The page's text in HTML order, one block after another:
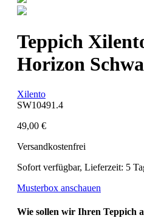
Teppich
Horizon
Xilento
SW10491.4
49,00 €
Versandkostenfrei
Sofort verfügbar, Lieferzeit: 5
Musterbox anschauen
Wie sollen wir Ihren Teppich